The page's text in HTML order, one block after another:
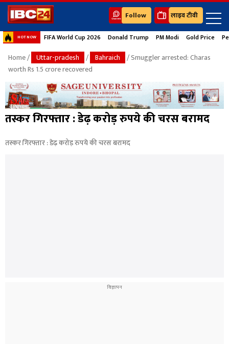
Follow लाइव टीवी
HOT NOW FIFA World Cup 2026 Donald Trump PM Modi Gold Price
Home/ Uttar-pradesh / Bahraich
/ Smuggler arrested: Charas
worth Rs 1.5 crore recovered
तस्कर गिरफ्तार : डेढ़ करोड़ रुपये की चरस बरामद
तस्कर गिरफ्तार : डेढ़ करोड़ रुपये की चरस बरामद